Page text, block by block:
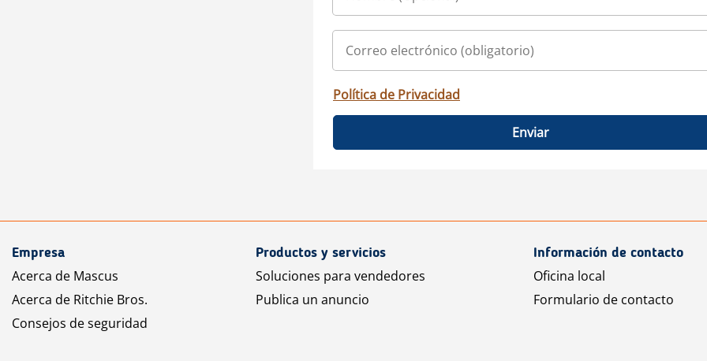
Política de Privacidad
Enviar
Empresa
Acerca de Mascus
Acerca de Ritchie Bros.
Consejos de seguridad
Productos y servicios
Soluciones para vendedores
Publica un anuncio
Información de contacto
Oficina local
Formulario de contacto